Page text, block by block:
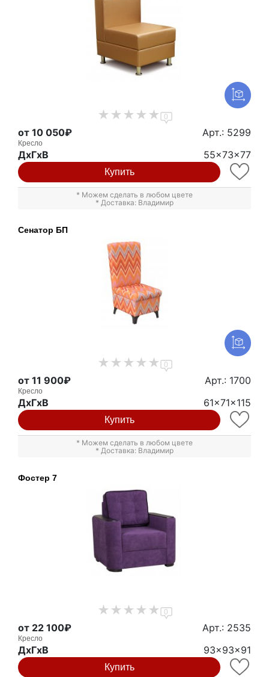
0
от 10 050₽ Арт.: 5299
Кресло
ДxГxВ 55x73x77
Купить
* Можем сделать в любом цвете
* Доставка: Владимир
Сенатор БП
0
от 11 900₽ Арт.: 1700
Кресло
ДxГxВ 61x71x115
Купить
* Можем сделать в любом цвете
* Доставка: Владимир
Фостер 7
0
от 22 100₽ Арт.: 2535
Кресло
ДxГxВ 93x93x91
Купить